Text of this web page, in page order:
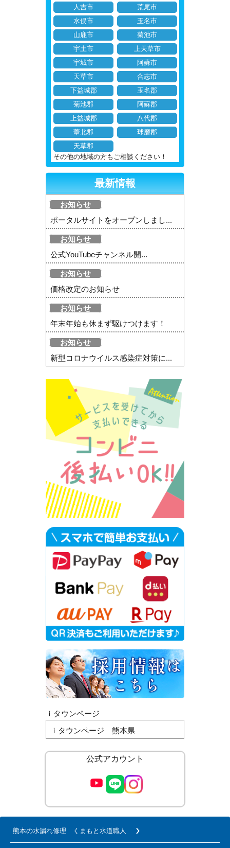
人吉市
荒尾市
水俣市
玉名市
山鹿市
菊池市
宇土市
上天草市
宇城市
阿蘇市
天草市
合志市
下益城郡
玉名郡
菊池郡
阿蘇郡
上益城郡
八代郡
葦北郡
球磨郡
天草郡
その他の地域の方もご相談ください！
最新情報
お知らせ
ポータルサイトをオープンしまし...
お知らせ
公式YouTubeチャンネル開...
お知らせ
価格改定のお知らせ
お知らせ
年末年始も休まず駆けつけます！
お知らせ
新型コロナウイルス感染症対策に...
ｉタウンページ
ｉタウンページ 熊本県
公式アカウント
熊本の水漏れ修理 くまもと水道職人